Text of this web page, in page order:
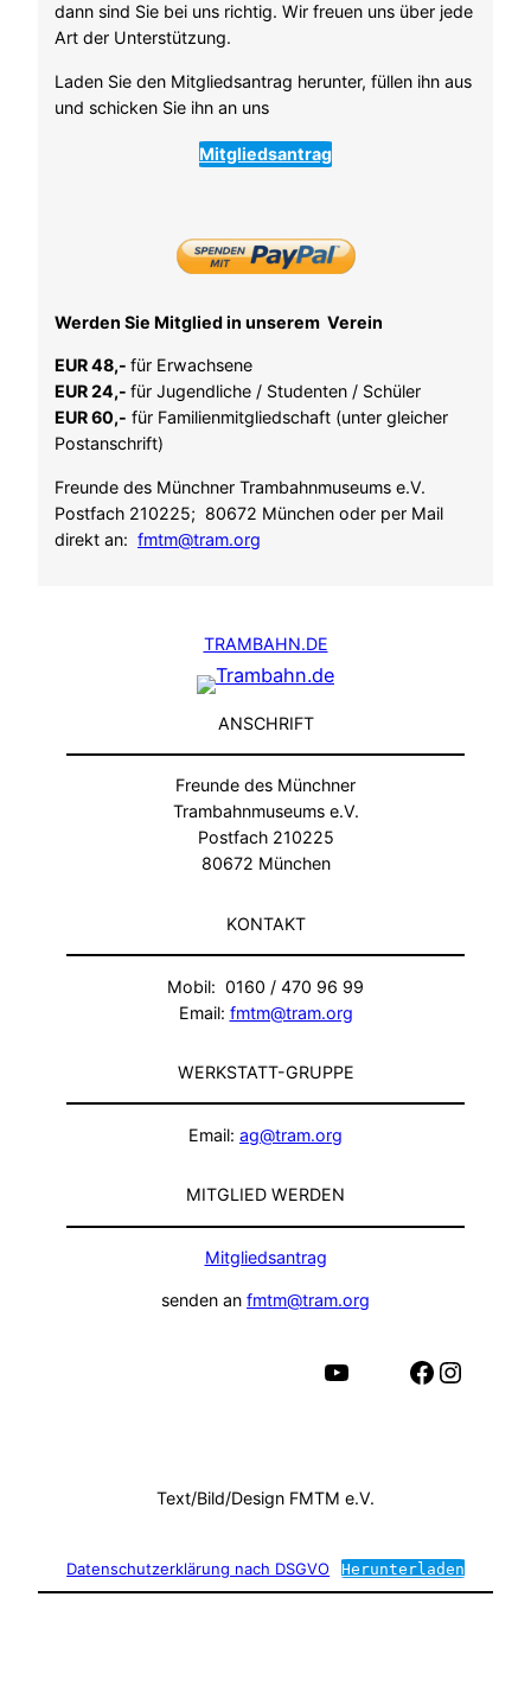
dann sind Sie bei uns richtig. Wir freuen uns über jede
Art der Unterstützung.
Laden Sie den Mitgliedsantrag herunter, füllen ihn aus
und schicken Sie ihn an uns
Mitgliedsantrag
Werden Sie Mitglied in unserem Verein
EUR 48,- für Erwachsene
EUR 24,- für Jugendliche / Studenten / Schüler
EUR 60,- für Familienmitgliedschaft (unter gleicher
Postanschrift)
Freunde des Münchner Trambahnmuseums e.V.
Postfach 210225; 80672 München oder per Mail
direkt an: fmtm@tram.org
TRAMBAHN.DE
ANSCHRIFT
Freunde des Münchner
Trambahnmuseums e.V.
Postfach 210225
80672 München
KONTAKT
Mobil: 0160 / 470 96 99
Email: fmtm@tram.org
WERKSTATT-GRUPPE
Email: ag@tram.org
MITGLIED WERDEN
Mitgliedsantrag
senden an fmtm@tram.org
Facebook Instagram
YouTube
Text/Bild/Design FMTM e.V.
Datenschutzerklärung nach DSGVO Herunterladen